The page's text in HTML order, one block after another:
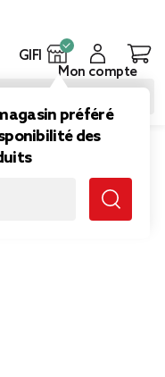
GIFI
préféré
des
Mon compte
et